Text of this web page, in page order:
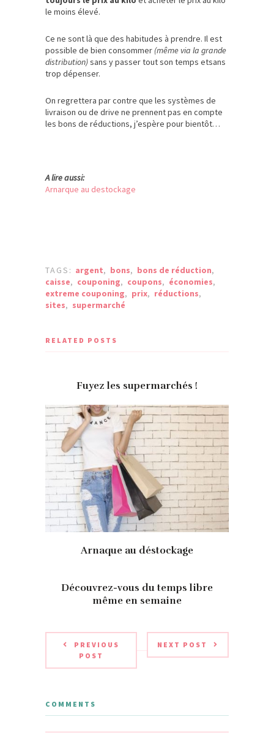
le moins élevé.
Ce ne sont là que des habitudes à prendre. Il est
possible de bien consommer (même via la grande
distribution)sans y passer tout son temps etsans
trop dépenser.
On regrettera par contre que les systèmes de
livraison ou de drive ne prennent pas en compte
les bons de réductions, j’espère pour bientôt…
A lire aussi:
Arnarque au destockage
TAGS: argent, bons, bons de réduction,
caisse, couponing, coupons, économies,
extreme couponing, prix, réductions,
sites, supermarché
RELATED POSTS
Fuyez les supermarchés !
Arnaque au déstockage
Découvrez-vous du temps libre
même en semaine
PREVIOUS
POST
NEXT POST
COMMENTS